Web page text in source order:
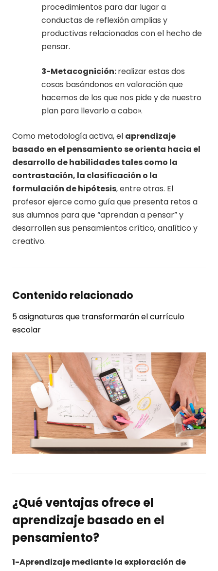
procedimientos para dar lugar a
conductas de reflexión amplias y
productivas relacionadas con el hecho de
pensar.
3-Metacognición:realizar estas dos
cosas basándonos en valoración que
hacemos de los que nos pide y de nuestro
plan para llevarlo a cabo».
Como metodología activa, el aprendizaje
basado en el pensamiento se orienta hacia el
desarrollo de habilidades tales como la
contrastación, la clasificación o la
formulación de hipótesis, entre otras. El
profesor ejerce como guía que presenta retos a
sus alumnos para que “aprendan a pensar” y
desarrollen sus pensamientos crítico, analítico y
creativo.
Contenido relacionado
5 asignaturas que transformarán el currículo
escolar
¿Qué ventajas ofrece el
aprendizaje basado en el
pensamiento?
1-Aprendizaje mediante la exploración de